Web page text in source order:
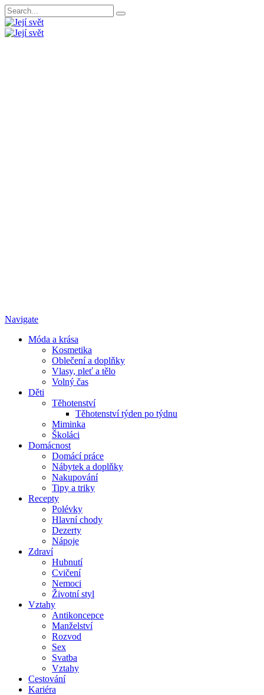
Navigate
Móda a krása
Kosmetika
Oblečení a doplňky
Vlasy, pleť a tělo
Volný čas
Děti
Těhotenství
Těhotenství týden po týdnu
Miminka
Školáci
Domácnost
Domácí práce
Nábytek a doplňky
Nakupování
Tipy a triky
Recepty
Polévky
Hlavní chody
Dezerty
Nápoje
Zdraví
Hubnutí
Cvičení
Nemoci
Životní styl
Vztahy
Antikoncepce
Manželství
Rozvod
Sex
Svatba
Vztahy
Cestování
Kariéra